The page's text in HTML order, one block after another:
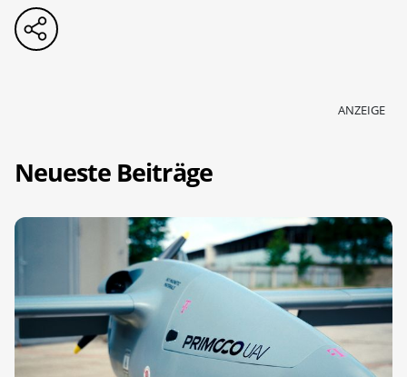
ANZEIGE
Neueste Beiträge